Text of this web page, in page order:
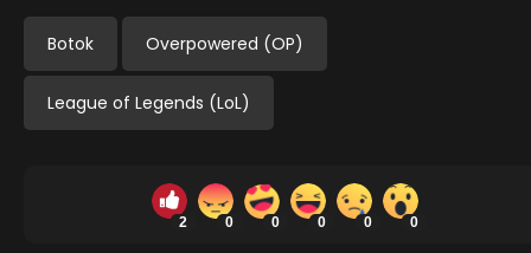
Botok Overpowered (OP)
League of Legends (LoL)
2 0 0 0 0 0